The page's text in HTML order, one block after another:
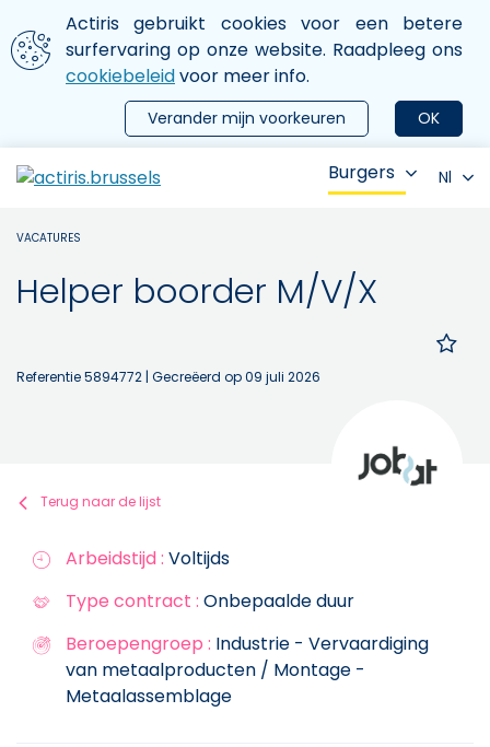
Aller au contenu principal
We gebruiken cookies
Actiris gebruikt cookies voor een betere
surfervaring op onze website. Raadpleeg ons
cookiebeleidvoor meer info.
OK
Verander mijn voorkeuren
le menu
Burgers Nl
VACATURES
Helper boorder M/V/X
Referentie 5894772 | Gecreëerd op 09 juli 2026
Terug naar de lijst
Arbeidstijd : Voltijds
Type contract : Onbepaalde duur
Beroepengroep : Industrie - Vervaardiging
van metaalproducten / Montage -
Metaalassemblage